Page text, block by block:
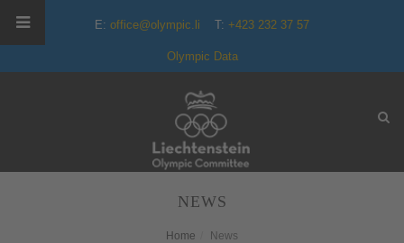
E: office@olympic.li T: +423 232 37 57
Olympic Data
NEWS
Home News